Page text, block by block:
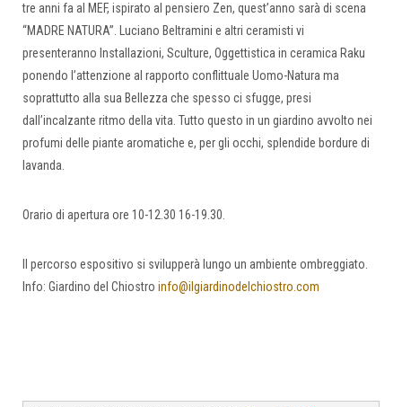
tre anni fa al MEF, ispirato al pensiero Zen, quest’anno sarà di scena
“MADRE NATURA”. Luciano Beltramini e altri ceramisti vi
presenteranno Installazioni, Sculture, Oggettistica in ceramica Raku
ponendo l’attenzione al rapporto conflittuale Uomo-Natura ma
soprattutto alla sua Bellezza che spesso ci sfugge, presi
dall’incalzante ritmo della vita. Tutto questo in un giardino avvolto nei
profumi delle piante aromatiche e, per gli occhi, splendide bordure di
lavanda.
Orario di apertura ore 10-12.30 16-19.30.
Il percorso espositivo si svilupperà lungo un ambiente ombreggiato.
Info: Giardino del Chiostro info@ilgiardinodelchiostro.com